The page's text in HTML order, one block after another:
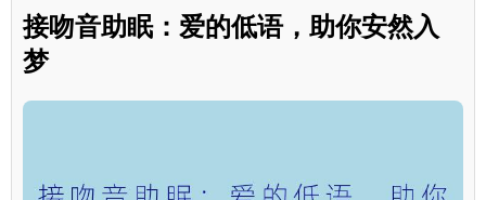
接吻音助眠：爱的低语，助你安然入
梦